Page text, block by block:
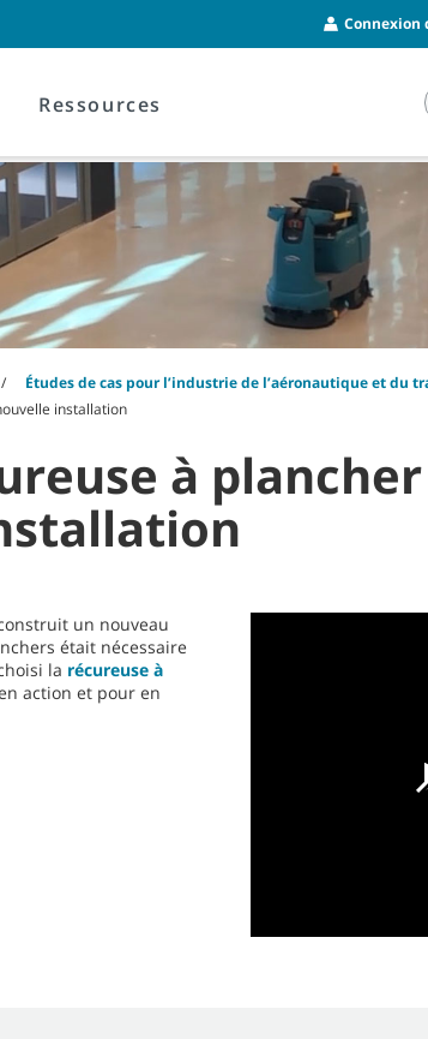
Connexion
Ressources
Études de cas pour l’industrie de l’aéronautique et du
installation
à
un nouveau
était nécessaire
la récureuse à
action et pour en